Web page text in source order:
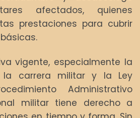
afectados, quienes
prestaciones para cubrir
vigente, especialmente la
la carrera militar y la Ley
Administrativo
militar tiene derecho a